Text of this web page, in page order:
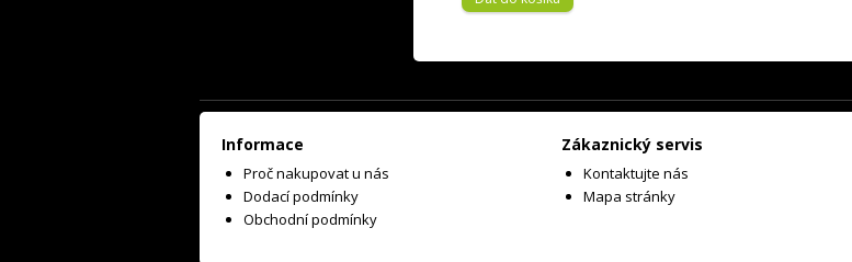
Informace
Proč nakupovat u nás
Dodací podmínky
Obchodní podmínky
Zákaznický servis
Kontaktujte nás
Mapa stránky